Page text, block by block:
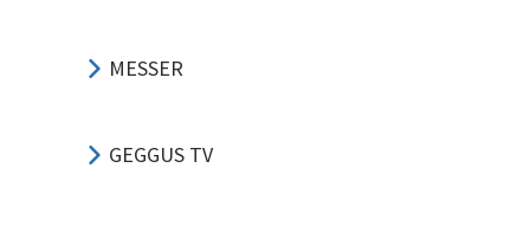
MESSER
GEGGUS TV